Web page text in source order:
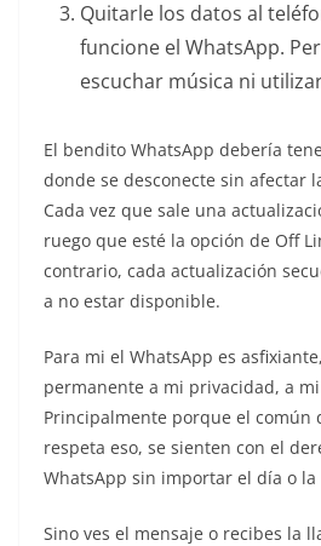
Quitarle los datos al
funcione el WhatsApp.
escuchar música ni
El bendito WhatsApp debería
donde se desconecte sin afectar
Cada vez que sale una
ruego que esté la opción de Off
contrario, cada actualización
a no estar disponible.
Para mi el WhatsApp es
permanente a mi privacidad, a
Principalmente porque el común
respeta eso, se sienten con el
WhatsApp sin importar el día o la
Sino ves el mensaje o recibes la